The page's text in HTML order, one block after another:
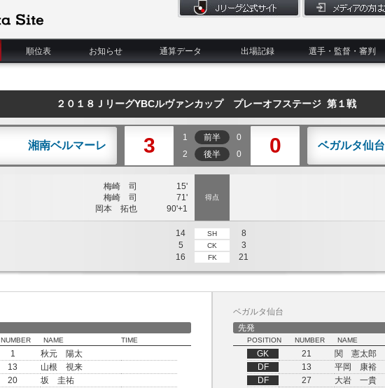
順位表 お知らせ 通算データ 出場記録 選手・監督・審判
２０１８ＪリーグYBCルヴァンカップ プレーオフステージ 第１戦
湘南ベルマーレ 3 1 前半
0
2
後半 0 0 ベガルタ仙台
梅崎 司
15'
梅崎 司
71'
岡本 拓也
90'+1
得点
14 SH
8
5
CK
3
16
FK 21
NUMBER NAME TIME
1
秋元 陽太
13
山根 視来
20
坂 圭祐
ベガルタ仙台
先発
POSITION NUMBER NAME
GK 21
関 憲太郎
DF
13
平岡 康裕
DF
27
大岩 一貴